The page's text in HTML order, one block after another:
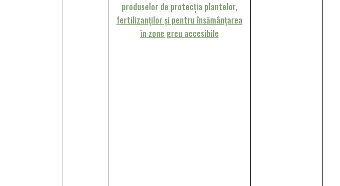
produselor de protecția plantelor,
fertilizanților și pentru însămânțarea
în zone greu accesibile